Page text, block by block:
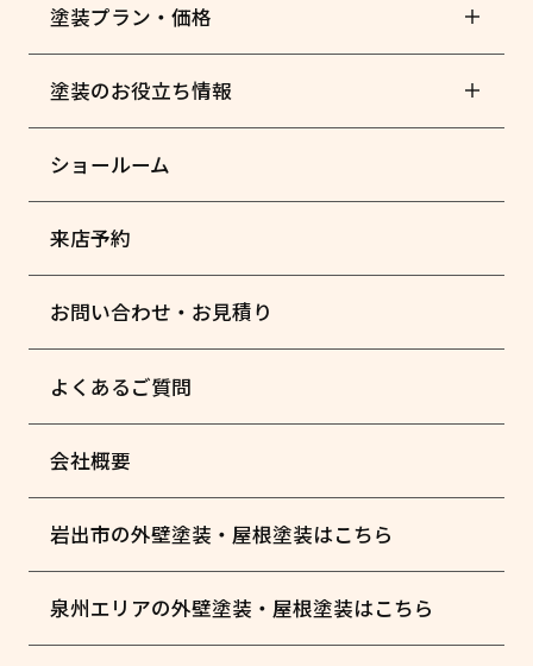
塗装プラン・価格
塗装のお役立ち情報
ショールーム
来店予約
お問い合わせ・お見積り
よくあるご質問
会社概要
岩出市の外壁塗装・屋根塗装はこちら
泉州エリアの外壁塗装・屋根塗装はこちら